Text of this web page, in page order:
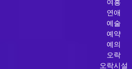
연애
예술
예약
예의
오락
오락시설